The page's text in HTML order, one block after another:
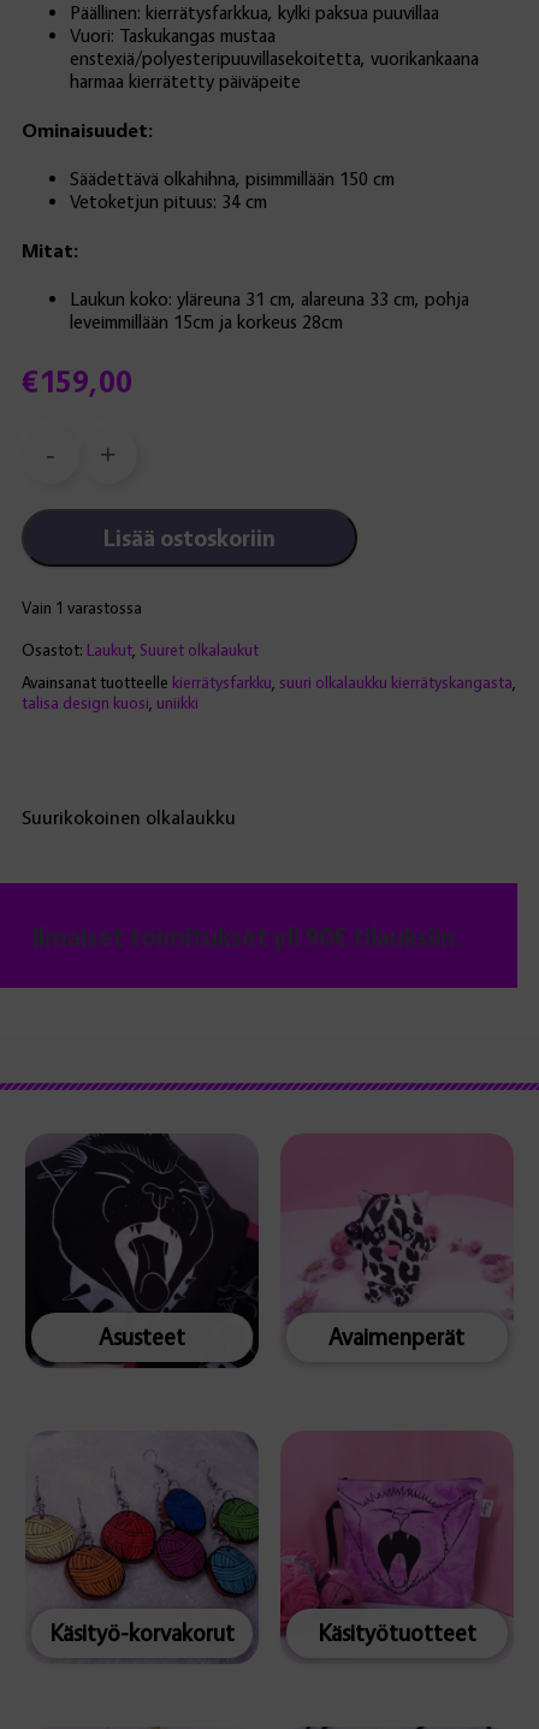
€159,00
Päällinen: kierrätysfarkkua, kylki paksua puuvillaa
Vuori: Taskukangas mustaa
enstexiä/polyesteripuuvillasekoitetta, vuorikankaana
harmaa kierrätetty päiväpeite
Ominaisuudet:
Säädettävä olkahihna, pisimmillään 150 cm
Vetoketjun pituus: 34 cm
Mitat:
Laukun koko: yläreuna 31 cm, alareuna 33 cm, pohja
leveimmillään 15cm ja korkeus 28cm
Vain 1 varastossa
-
jätti,
kierrätyskangas
määrä
+
Lisää ostoskoriin
Osastot: Laukut, Suuret olkalaukut
Avainsanat tuotteelle kierrätysfarkku suuri olkalaukku kierrätyskangasta
talisa design kuosi uniikki
Suurikokoinen olkalaukku
Ilmaiset toimitukset yli 90€ tilauksiin.
Asusteet Avaimenperät
Käsityö-korvakorut Käsityötuotteet